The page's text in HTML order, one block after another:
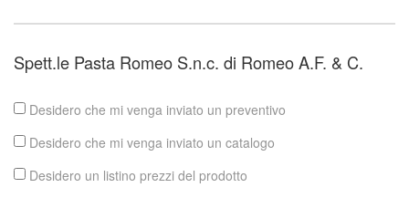
Spett.le Pasta Romeo S.n.c. di Romeo A.F. & C.
Desidero che mi venga inviato un preventivo
Desidero che mi venga inviato un catalogo
Desidero un listino prezzi del prodotto